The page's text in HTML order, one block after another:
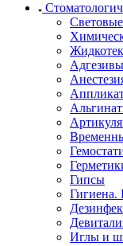
Гипсы
Гигиена.
Иглы и